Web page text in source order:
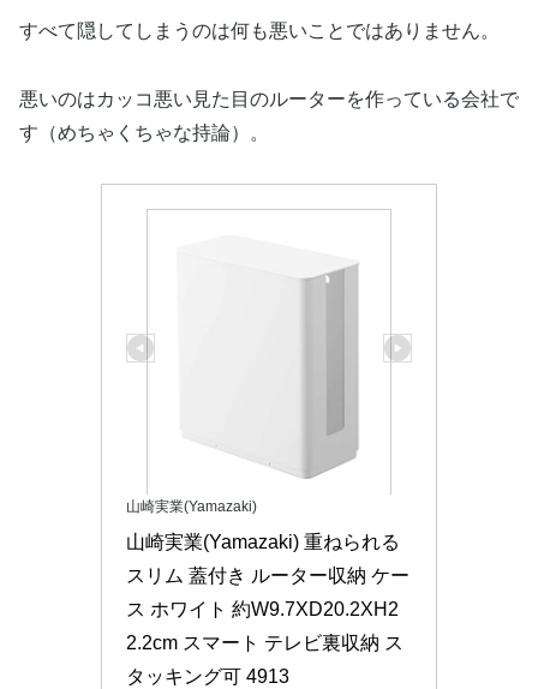
すべて隠してしまうのは何も悪いことではありません。
悪いのはカッコ悪い見た目のルーターを作っている会社で
す（めちゃくちゃな持論）。
山崎実業(Yamazaki)
山崎実業(Yamazaki) 重ねられる
スリム 蓋付き ルーター収納 ケー
ス ホワイト 約W9.7XD20.2XH2
2.2cm スマート テレビ裏収納 ス
タッキング可 4913